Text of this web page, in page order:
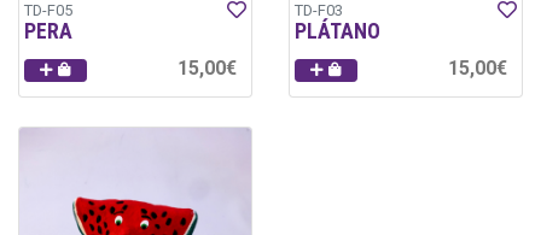
TD-F05
PERA
15,00€
TD-F03
PLÁTANO
15,00€